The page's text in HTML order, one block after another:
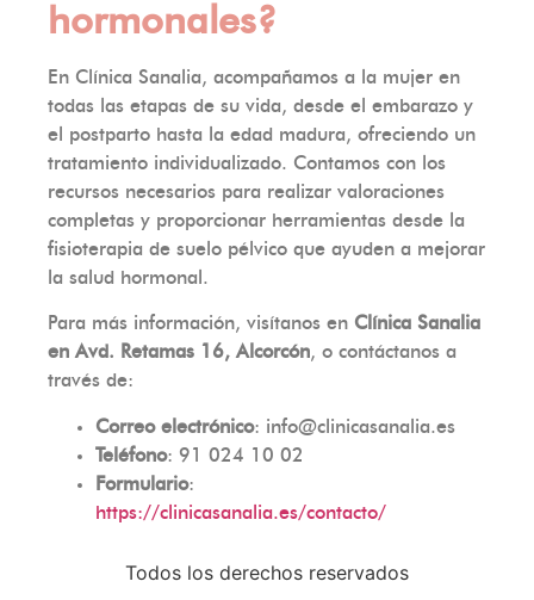
hormonales?
En Clínica Sanalia, acompañamos a la mujer en
todas las etapas de su vida, desde el embarazo y
el postparto hasta la edad madura, ofreciendo un
tratamiento individualizado. Contamos con los
recursos necesarios para realizar valoraciones
completas y proporcionar herramientas desde la
fisioterapia de suelo pélvico que ayuden a mejorar
la salud hormonal.
Para más información, visítanos en Clínica Sanalia
en Avd. Retamas 16, Alcorcón, o contáctanos a
través de:
Correo electrónico: info@clinicasanalia.es
Teléfono: 91 024 10 02
Formulario:
https://clinicasanalia.es/contacto/
Todos los derechos reservados